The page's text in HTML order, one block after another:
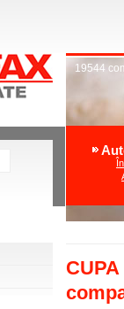
19544